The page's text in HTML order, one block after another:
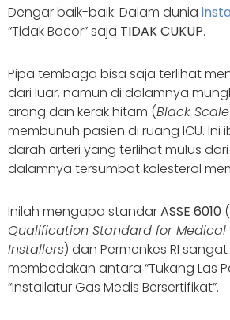
Dengar baik-baik: Dalam dunia
“Tidak Bocor” saja TIDAK CUKUP.
Pipa tembaga bisa saja terlihat
dari luar, namun di dalamnya
arang dan kerak hitam (Black Scale
membunuh pasien di ruang ICU. Ini
darah arteri yang terlihat mulus
dalamnya tersumbat kolesterol
Inilah mengapa standarASSE 6010 (
Qualification Standard for Medical
Installers) dan Permenkes RI
membedakan antara “Tukang Las
“Installatur Gas Medis Bersertifikat”.